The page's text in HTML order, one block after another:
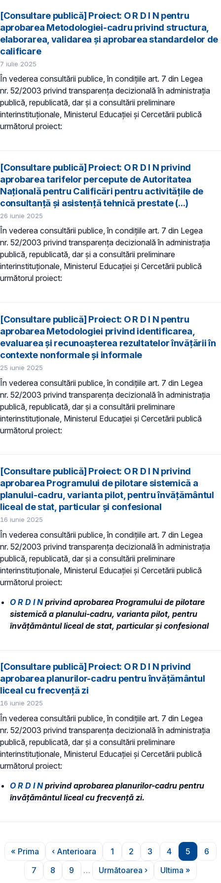
[Consultare publică] Proiect: O R D I N pentru
aprobarea Metodologiei-cadru privind structura,
elaborarea, validarea și aprobarea standardelor de
calificare
7 iulie 2025
În vederea consultării publice, în condiţiile art. 7 din Legea
nr. 52/2003 privind transparenţa decizională în administraţia
publică, republicată, dar și a consultării preliminare
interinstituționale, Ministerul Educaţiei și Cercetării publică
următorul proiect:
[Consultare publică] Proiect: O R D I N privind
aprobarea tarifelor percepute de Autoritatea
Națională pentru Calificări pentru activităţile de
consultanţă şi asistenţă tehnică prestate (...)
26 iunie 2025
În vederea consultării publice, în condiţiile art. 7 din Legea
nr. 52/2003 privind transparenţa decizională în administraţia
publică, republicată, dar și a consultării preliminare
interinstituționale, Ministerul Educaţiei și Cercetării publică
următorul proiect:
[Consultare publică] Proiect: O R D I N pentru
aprobarea Metodologiei privind identificarea,
evaluarea şi recunoaşterea rezultatelor învăţării în
contexte nonformale şi informale
25 iunie 2025
În vederea consultării publice, în condiţiile art. 7 din Legea
nr. 52/2003 privind transparenţa decizională în administraţia
publică, republicată, dar și a consultării preliminare
interinstituționale, Ministerul Educaţiei și Cercetării publică
următorul proiect:
[Consultare publică] Proiect: O R D I N privind
aprobarea Programului de pilotare sistemică a
planului-cadru, varianta pilot, pentru învățământul
liceal de stat, particular și confesional
16 iunie 2025
În vederea consultării publice, în condiţiile art. 7 din Legea
nr. 52/2003 privind transparenţa decizională în administraţia
publică, republicată, dar și a consultării preliminare
interinstituționale, Ministerul Educaţiei și Cercetării publică
următorul proiect:
O R D I Nprivind aprobarea Programului de pilotare
sistemică a planului-cadru, varianta pilot, pentru
învățământul liceal de stat, particular și confesional
[Consultare publică] Proiect: O R D I N privind
aprobarea planurilor-cadru pentru învățământul
liceal cu frecvență zi
16 iunie 2025
În vederea consultării publice, în condiţiile art. 7 din Legea
nr. 52/2003 privind transparenţa decizională în administraţia
publică, republicată, dar și a consultării preliminare
interinstituționale, Ministerul Educaţiei și Cercetării publică
următorul proiect:
O R D I Nprivind aprobarea planurilor-cadru pentru
învățământul liceal cu frecvență zi.
Paginare
Prima pagină
« Prima
Pagina anterioară
‹ Anterioara
Pagina
1
Pagina
2
Pagina
3
Pagina
4
Pagina
5 6
Pagina
7
Pagina
8
Pagina
9 …
Pagina următoare
Următoarea ›
Ultima
Ultima »